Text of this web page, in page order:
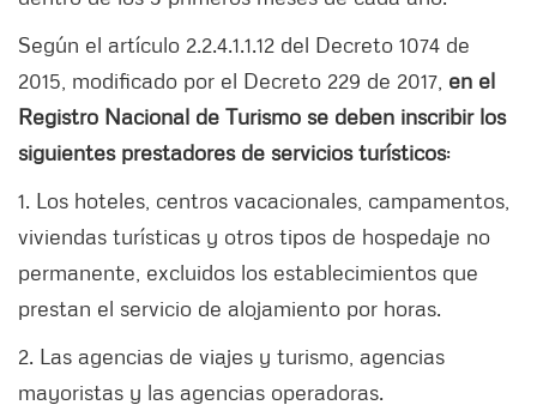
Según el artículo 2.2.4.1.1.12 del Decreto 1074 de
2015, modificado por el Decreto 229 de 2017, en el
Registro Nacional de Turismo se deben inscribir los
siguientes prestadores de servicios turísticos:
1. Los hoteles, centros vacacionales, campamentos,
viviendas turísticas y otros tipos de hospedaje no
permanente, excluidos los establecimientos que
prestan el servicio de alojamiento por horas.
2. Las agencias de viajes y turismo, agencias
mayoristas y las agencias operadoras.